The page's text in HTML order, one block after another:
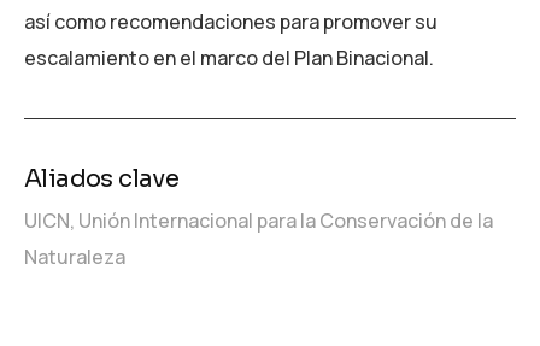
así como recomendaciones para promover su
escalamiento en el marco del Plan Binacional.
Aliados clave
UICN, Unión Internacional para la Conservación de la
Naturaleza